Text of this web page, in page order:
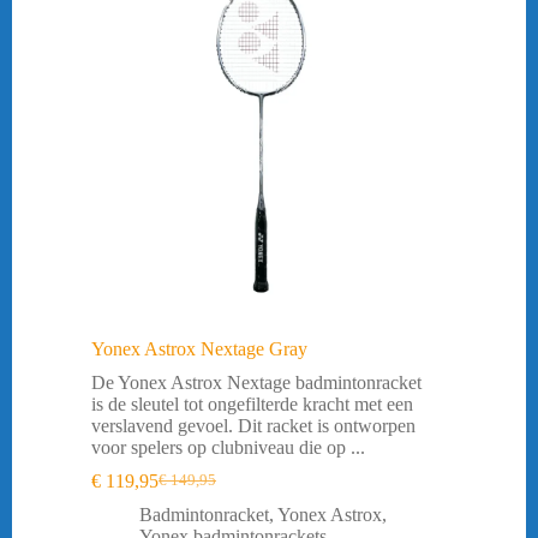
Yonex Astrox Nextage Gray
De Yonex Astrox Nextage badmintonracket
is de sleutel tot ongefilterde kracht met een
verslavend gevoel. Dit racket is ontworpen
voor spelers op clubniveau die op ...
€149,95
Oorspronkelijke
prijs
was:
€ 119,95Huidige
prijs
is:
Badmintonracket, Yonex Astrox,